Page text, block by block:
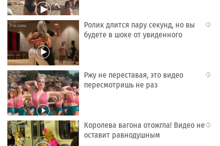
i
Ролик длится пару секунд, но вы
будете в шоке от увиденного
i
Ржу не переставая, это видео
пересмотришь не раз
i
Королева вагона отожгла! Видео не
оставит равнодушным